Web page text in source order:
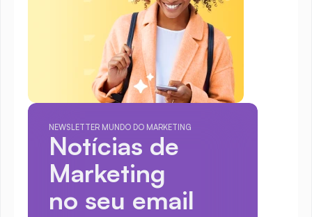
NEWSLETTER MUNDO DO MARKETING
Notícias de
Marketing
no seu email